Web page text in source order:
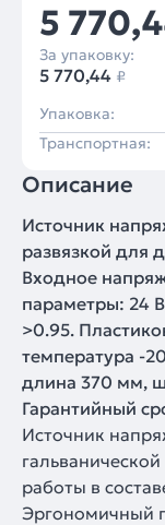
5
За упаковку:
5 770,44 ₽
Упаковка:
Транспортная:
Описание
Источник
развязкой для
Входное
параметры: 24
>0.95.
температура -
длина 370 мм,
Гарантийный
Источник
работы в
Эргономичный